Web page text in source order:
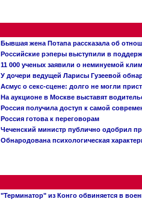
Бывшая жена Потапа рассказала об
Российские рэперы выступили в
11 000 ученых заявили о неминуемой
У дочери ведущей Ларисы Гузеевой
Асмус о секс-сцене: долго не могли
На аукционе в Москве выставят
Россия получила доступ к самой
Россия готова к переговорам
Чеченский министр публично одобрил
Обнародована психологическая
"Терминатор" из Конго обвиняется в